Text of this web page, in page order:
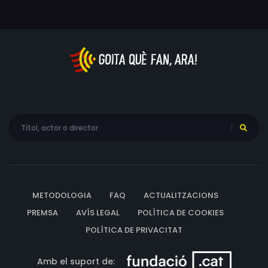
METODOLOGIA FAQ
ACTUALITZACIONS
PREMSA
AVÍS LEGAL
POLÍTICA DE COOKIES
POLÍTICA DE PRIVACITAT
Amb el suport de: